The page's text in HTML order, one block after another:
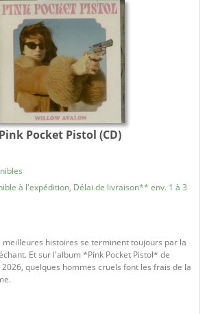
Pink Pocket Pistol (CD)
à l'expédition, Délai de livraison** env. 1 à 3
meilleures histoires se terminent toujours par la
Et sur l'album *Pink Pocket Pistol* de
quelques hommes cruels font les frais de la